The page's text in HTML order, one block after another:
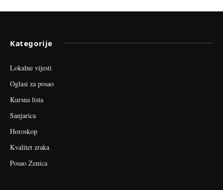
Kategorije
Lokalne vijesti
Oglasi za posao
Kursna lista
Sanjarica
Horoskop
Kvalitet zraka
Posao Zenica